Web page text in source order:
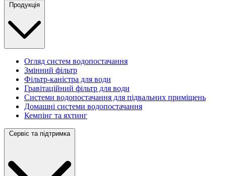
Продукція
Огляд систем водопостачання
Змінний фільтр
Фільтр-каністра для води
Гравітаційний фільтр для води
Системи водопостачання для підвальних приміщень
Домашні системи водопостачання
Кемпінг та яхтинг
Сервіс та підтримка